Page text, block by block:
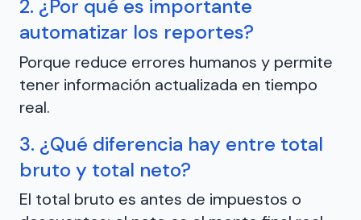
2. ¿Por qué es importante
automatizar los reportes?
Porque reduce errores humanos y permite
tener información actualizada en tiempo
real.
3. ¿Qué diferencia hay entre total
bruto y total neto?
El total bruto es antes de impuestos o